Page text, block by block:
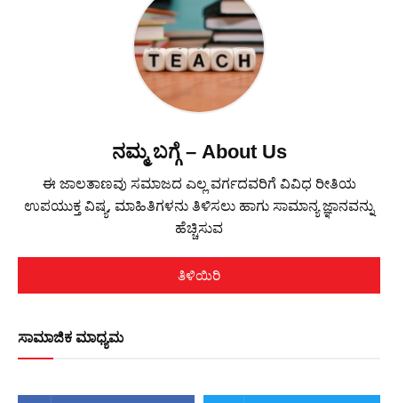
ನಮ್ಮ ಬಗ್ಗೆ – About Us
ಈ ಜಾಲತಾಣವು ಸಮಾಜದ ಎಲ್ಲ ವರ್ಗದವರಿಗೆ ವಿವಿಧ ರೀತಿಯ
ಉಪಯುಕ್ತ ವಿಷ್ಯ, ಮಾಹಿತಿಗಳನು ತಿಳಿಸಲು ಹಾಗು ಸಾಮಾನ್ಯ ಜ್ಞಾನವನ್ನು
ಹೆಚ್ಚಿಸುವ
ತಿಳಿಯಿರಿ
ಸಾಮಾಜಿಕ ಮಾಧ್ಯಮ